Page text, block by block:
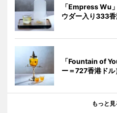
「Empress Wu
ウダー入り333香
「Fountain of
ー＝727香港ドル
もっと見